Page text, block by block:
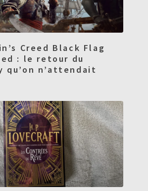
Creed Black Flag
: le retour du
qu’on n’attendait